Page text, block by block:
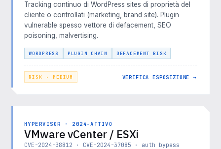
Tracking continuo di WordPress sites di proprietà del
cliente o controllati (marketing, brand site). Plugin
vulnerable spesso vettore di defacement, SEO
poisoning, malvertising.
WORDPRESS PLUGIN CHAIN DEFACEMENT RISK
RISK · MEDIUM VERIFICA ESPOSIZIONE →
HYPERVISOR · 2024-ATTIVO
VMware vCenter / ESXi
CVE-2024-38812 · CVE-2024-37085 · auth bypass